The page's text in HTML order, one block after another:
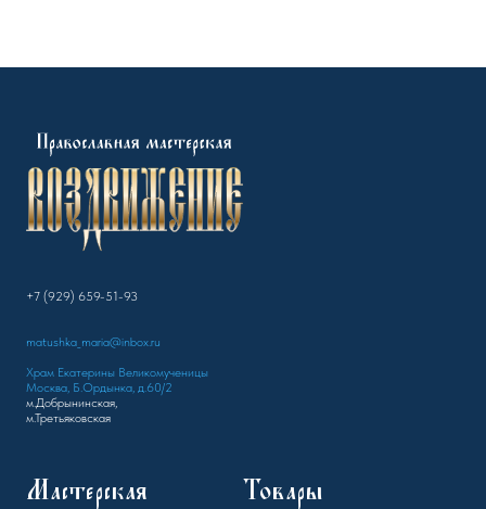
+7 (929) 659-51-93
matushka_maria@inbox.ru
Храм Екатерины Великомученицы
Москва, Б.Ордынка, д.60/2
м.Добрынинская,
м.Третьяковская
Мастерская Товары